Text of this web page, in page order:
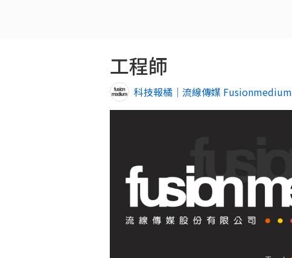
工程師
科技報橘｜流線傳媒 Fusionmedium